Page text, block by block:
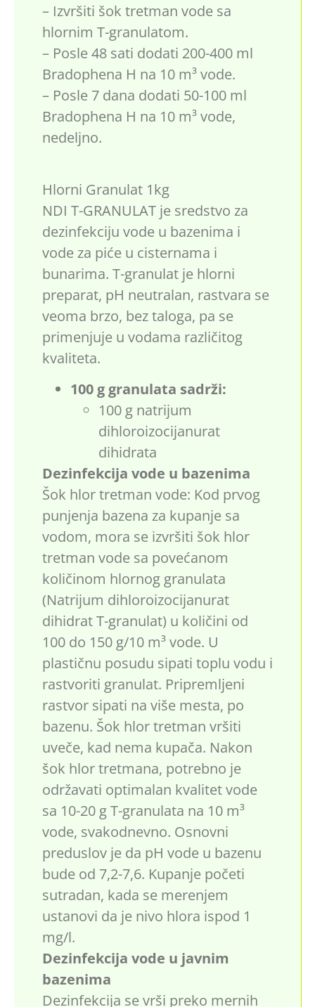
– Izvršiti šok tretman vode sa
hlornim T-granulatom.
– Posle 48 sati dodati 200-400 ml
Bradophena H na 10 m³ vode.
– Posle 7 dana dodati 50-100 ml
Bradophena H na 10 m³ vode,
nedeljno.
Hlorni Granulat 1kg
NDI T-GRANULAT je sredstvo za
dezinfekciju vode u bazenima i
vode za piće u cisternama i
bunarima. T-granulat je hlorni
preparat, pH neutralan, rastvara se
veoma brzo, bez taloga, pa se
primenjuje u vodama različitog
kvaliteta.
100 g granulata sadrži:
100 g natrijum
dihloroizocijanurat
dihidrata
Dezinfekcija vode u bazenima
Šok hlor tretman vode: Kod prvog
punjenja bazena za kupanje sa
vodom, mora se izvršiti šok hlor
tretman vode sa povećanom
količinom hlornog granulata
(Natrijum dihloroizocijanurat
dihidrat T-granulat) u količini od
100 do 150 g/10 m³ vode. U
plastičnu posudu sipati toplu vodu i
rastvoriti granulat. Pripremljeni
rastvor sipati na više mesta, po
bazenu. Šok hlor tretman vršiti
uveče, kad nema kupača. Nakon
šok hlor tretmana, potrebno je
održavati optimalan kvalitet vode
sa 10-20 g T-granulata na 10 m³
vode, svakodnevno. Osnovni
preduslov je da pH vode u bazenu
bude od 7,2-7,6. Kupanje početi
sutradan, kada se merenjem
ustanovi da je nivo hlora ispod 1
mg/l.
Dezinfekcija vode u javnim
bazenima
Dezinfekcija se vrši preko mernih